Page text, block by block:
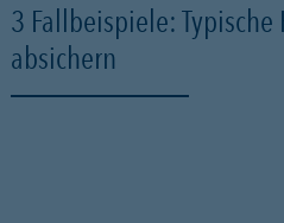
3 Fallbeispiele:
absichern